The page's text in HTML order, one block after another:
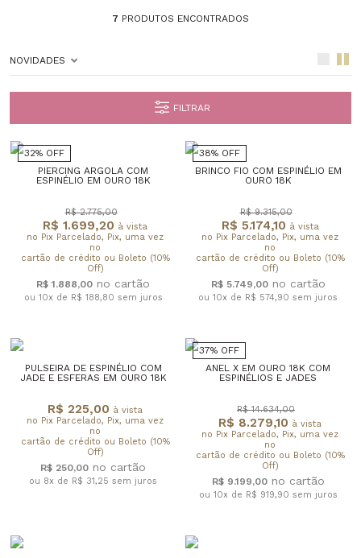
7 PRODUTOS ENCONTRADOS
NOVIDADES
FILTRAR
32% OFF
PIERCING ARGOLA COM
ESPINÉLIO EM OURO 18K
R$ 1.699,20 à vista
no Pix Parcelado, Pix, uma vez
no
cartão de crédito ou Boleto (10%
Off)
R$ 2.775,00
R$ 1.888,00
ou 10x de R$ 188,80 sem juros
38% OFF
BRINCO FIO COM ESPINÉLIO EM
OURO 18K
R$ 5.174,10 à vista
no Pix Parcelado, Pix, uma vez
no
cartão de crédito ou Boleto (10%
Off)
R$ 9.315,00
R$ 5.749,00
ou 10x de R$ 574,90 sem juros
PULSEIRA DE ESPINÉLIO COM
JADE E ESFERAS EM OURO 18K
R$ 225,00 à vista
no Pix Parcelado, Pix, uma vez
no
cartão de crédito ou Boleto (10%
Off)
R$ 250,00
ou 8x de R$ 31,25 sem juros
37% OFF
ANEL X EM OURO 18K COM
ESPINÉLIOS E JADES
R$ 8.279,10 à vista
no Pix Parcelado, Pix, uma vez
no
cartão de crédito ou Boleto (10%
Off)
R$ 14.634,00
R$ 9.199,00
ou 10x de R$ 919,90 sem juros